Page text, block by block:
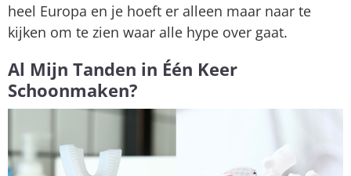
heel Europa en je hoeft er alleen maar naar te
kijken om te zien waar alle hype over gaat.
Al Mijn Tanden in Één Keer
Schoonmaken?